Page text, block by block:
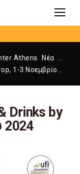
Athens Νέα
Drinks by
2024